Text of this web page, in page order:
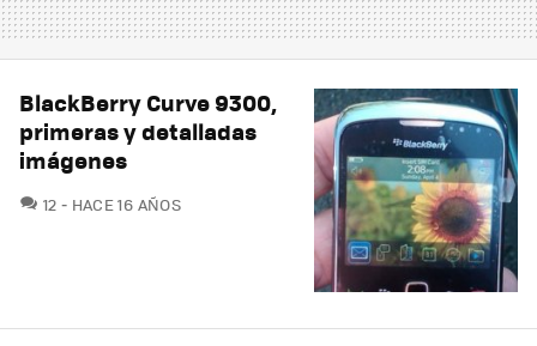
BlackBerry Curve 9300,
primeras y detalladas
imágenes
12 COMENTARIOS
HACE 16 AÑOS